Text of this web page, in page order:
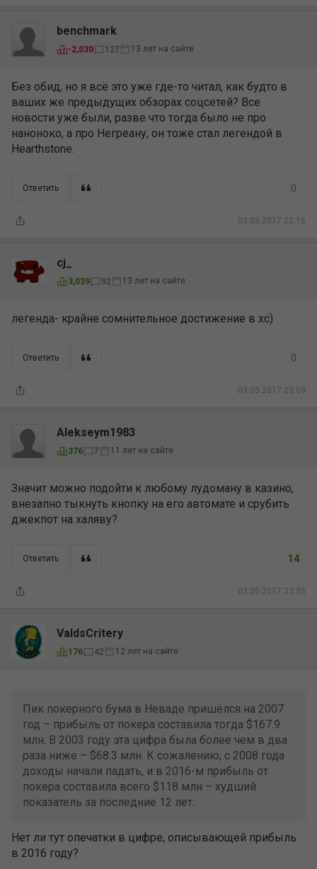
benchmark
-2,030 127 13 лет на сайте
Без обид, но я всё это уже где-то читал, как будто в
ваших же предыдущих обзорах соцсетей? Все
новости уже были, разве что тогда было не про
наноноко, а про Негреану, он тоже стал легендой в
Hearthstone.
Ответить
03.05.2017 22:16
0
cj_
3,039 92 13 лет на сайте
легенда- крайне сомнительное достижение в хс)
Ответить
03.05.2017 23:09
0
Alekseym1983
376 7 11 лет на сайте
Значит можно подойти к любому лудоману в казино,
внезапно тыкнуть кнопку на его автомате и срубить
джекпот на халяву?
Ответить
03.05.2017 23:35
14
ValdsCritery
176 42 12 лет на сайте
Пик покерного бума в Неваде пришёлся на 2007
год – прибыль от покера составила тогда $167.9
млн. В 2003 году эта цифра была более чем в два
раза ниже – $68.3 млн. К сожалению, с 2008 года
доходы начали падать, и в 2016-м прибыль от
покера составила всего $118 млн – худший
показатель за последние 12 лет.
Нет ли тут опечатки в цифре, описывающей прибыль
в 2016 году?